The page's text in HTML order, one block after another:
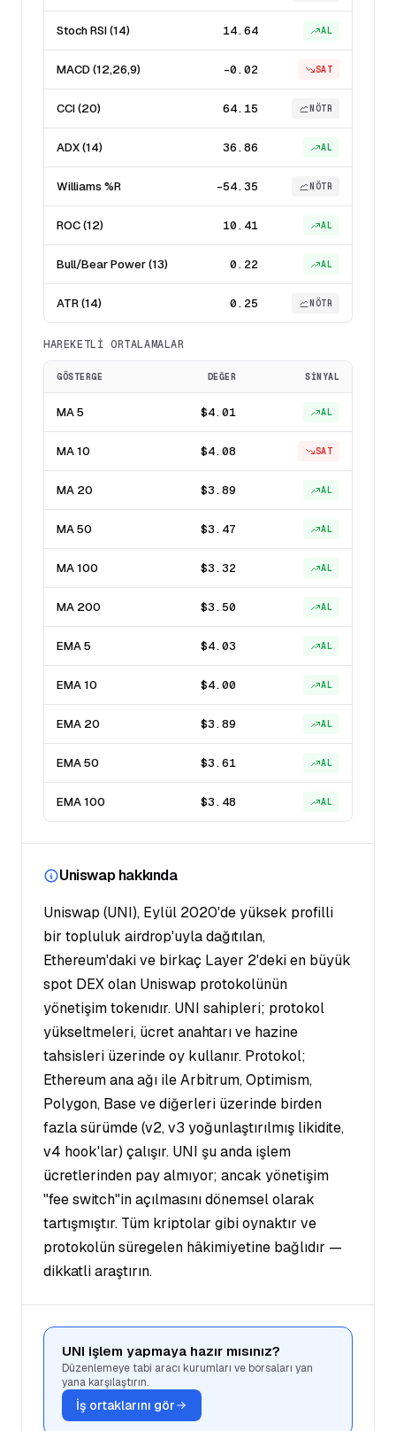
Stoch RSI (14) 14.64 AL
MACD (12,26,9) -0.02 SAT
CCI (20) 64.15 NÖTR
ADX (14) 36.86 AL
Williams %R -54.35 NÖTR
ROC (12) 10.41 AL
Bull/Bear Power (13) 0.22 AL
ATR (14) 0.25 NÖTR
HAREKETLI ORTALAMALAR
GÖSTERGE DEĞER SINYAL
MA 5 $4.01 AL
MA 10 $4.08 SAT
MA 20 $3.89 AL
MA 50 $3.47 AL
MA 100 $3.32 AL
MA 200 $3.50 AL
EMA 5 $4.03 AL
EMA 10 $4.00 AL
EMA 20 $3.89 AL
EMA 50 $3.61 AL
EMA 100 $3.48 AL
Uniswap hakkında
Uniswap (UNI), Eylül 2020'de yüksek profilli
bir topluluk airdrop'uyla dağıtılan,
Ethereum'daki ve birkaç Layer 2'deki en büyük
spot DEX olan Uniswap protokolünün
yönetişim tokenıdır. UNI sahipleri; protokol
yükseltmeleri, ücret anahtarı ve hazine
tahsisleri üzerinde oy kullanır. Protokol;
Ethereum ana ağı ile Arbitrum, Optimism,
Polygon, Base ve diğerleri üzerinde birden
fazla sürümde (v2, v3 yoğunlaştırılmış likidite,
v4 hook'lar) çalışır. UNI şu anda işlem
ücretlerinden pay almıyor; ancak yönetişim
"fee switch"in açılmasını dönemsel olarak
tartışmıştır. Tüm kriptolar gibi oynaktır ve
protokolün süregelen hâkimiyetine bağlıdır —
dikkatli araştırın.
UNI işlem yapmaya hazır mısınız?
Düzenlemeye tabi aracı kurumları ve borsaları yan
yana karşılaştırın.
İş ortaklarını gör